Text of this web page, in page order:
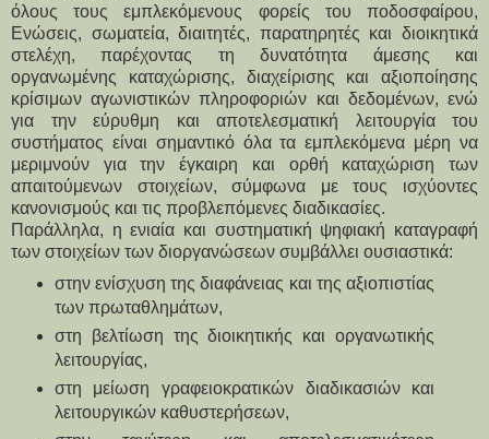
όλους τους εμπλεκόμενους φορείς του ποδοσφαίρου,
Ενώσεις, σωματεία, διαιτητές, παρατηρητές και διοικητικά
στελέχη, παρέχοντας τη δυνατότητα άμεσης και
οργανωμένης καταχώρισης, διαχείρισης και αξιοποίησης
κρίσιμων αγωνιστικών πληροφοριών και δεδομένων, ενώ
για την εύρυθμη και αποτελεσματική λειτουργία του
συστήματος είναι σημαντικό όλα τα εμπλεκόμενα μέρη να
μεριμνούν για την έγκαιρη και ορθή καταχώριση των
απαιτούμενων στοιχείων, σύμφωνα με τους ισχύοντες
κανονισμούς και τις προβλεπόμενες διαδικασίες.
Παράλληλα, η ενιαία και συστηματική ψηφιακή καταγραφή
των στοιχείων των διοργανώσεων συμβάλλει ουσιαστικά:
στην ενίσχυση της διαφάνειας και της αξιοπιστίας
των πρωταθλημάτων,
στη βελτίωση της διοικητικής και οργανωτικής
λειτουργίας,
στη μείωση γραφειοκρατικών διαδικασιών και
λειτουργικών καθυστερήσεων,